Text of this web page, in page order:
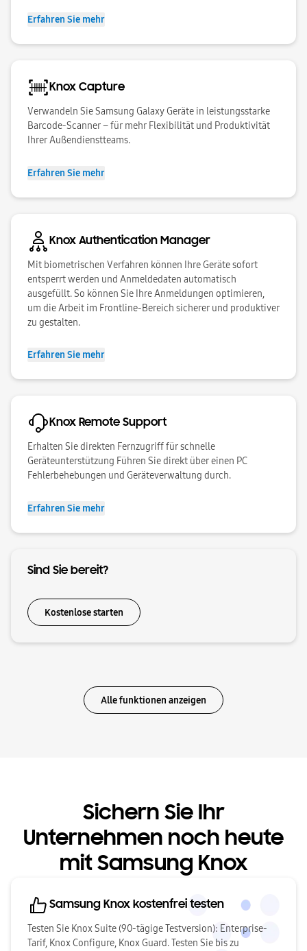
Erfahren Sie mehr
Knox Capture
Verwandeln Sie Samsung Galaxy Geräte in leistungsstarke
Barcode-Scanner – für mehr Flexibilität und Produktivität
Ihrer Außendienstteams.
Erfahren Sie mehr
Knox Authentication Manager
Mit biometrischen Verfahren können Ihre Geräte sofort
entsperrt werden und Anmeldedaten automatisch
ausgefüllt. So können Sie Ihre Anmeldungen optimieren,
um die Arbeit im Frontline-Bereich sicherer und produktiver
zu gestalten.
Erfahren Sie mehr
Knox Remote Support
Erhalten Sie direkten Fernzugriff für schnelle
Geräteunterstützung Führen Sie direkt über einen PC
Fehlerbehebungen und Geräteverwaltung durch.
Erfahren Sie mehr
Sind Sie bereit?
Kostenlose starten
Alle funktionen anzeigen
Sichern Sie Ihr
Unternehmen noch heute
mit Samsung Knox
Samsung Knox kostenfrei testen
Testen Sie Knox Suite (90-tägige Testversion): Enterprise-
Tarif, Knox Configure, Knox Guard. Testen Sie bis zu